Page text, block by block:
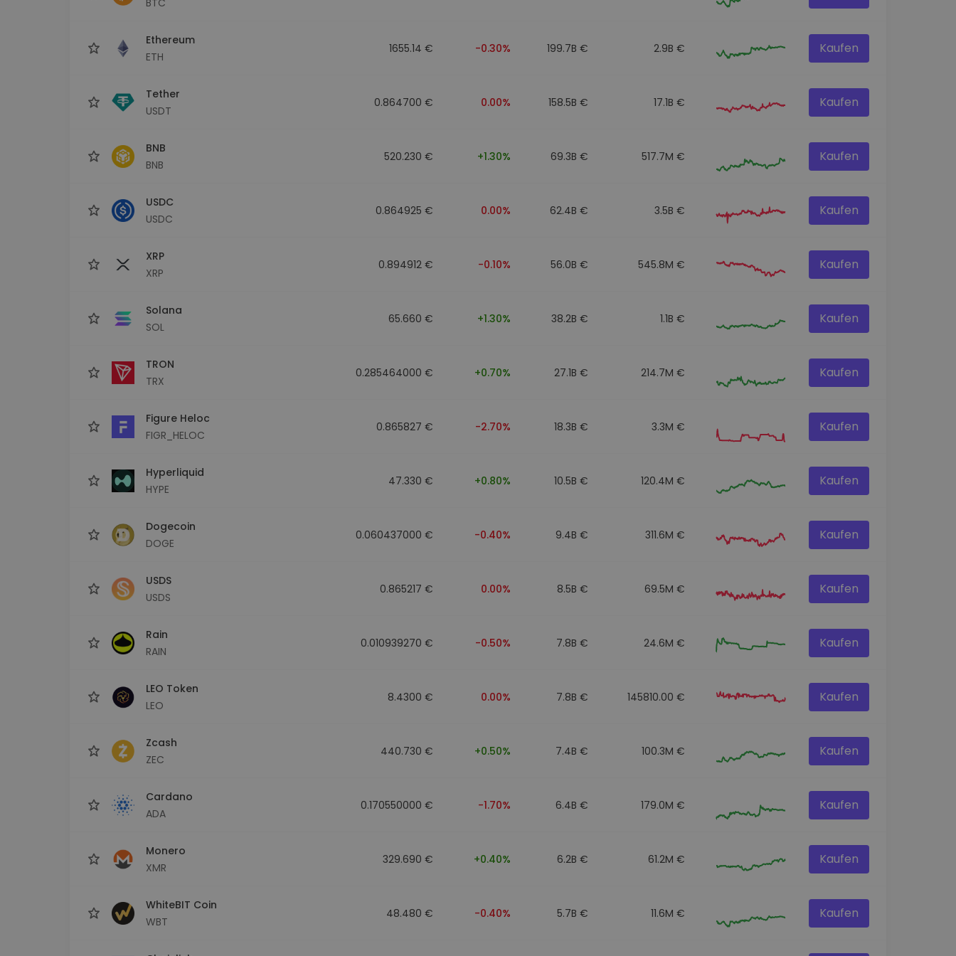
Finde deine Krypto-Strategie
Ethereum
ETH
1655.14 € -0.30% 199.7B € 2.9B € Kaufen
Tether
USDT
0.864700 € 0.00% 158.5B € 17.1B € Kaufen
BNB
BNB
520.230 € +1.30% 69.3B € 517.7M € Kaufen
USDC
USDC
0.864925 € 0.00% 62.4B € 3.5B € Kaufen
XRP
XRP
0.894912 € -0.10% 56.0B € 545.8M € Kaufen
Solana
SOL
65.660 € +1.30% 38.2B € 1.1B € Kaufen
TRON
TRX
0.285464000 € +0.70% 27.1B € 214.7M € Kaufen
Figure Heloc
FIGR_HELOC
0.865827 € -2.70% 18.3B € 3.3M € Kaufen
Hyperliquid
HYPE
47.330 € +0.80% 10.5B € 120.4M € Kaufen
Dogecoin
DOGE
0.060437000 € -0.40% 9.4B € 311.6M € Kaufen
USDS
USDS
0.865217 € 0.00% 8.5B € 69.5M € Kaufen
Rain
RAIN
0.010939270 € -0.50% 7.8B € 24.6M € Kaufen
LEO Token
LEO
8.4300 € 0.00% 7.8B € 145810.00 € Kaufen
Zcash
ZEC
440.730 € +0.50% 7.4B € 100.3M € Kaufen
Cardano
ADA
0.170550000 € -1.70% 6.4B € 179.0M € Kaufen
Monero
XMR
329.690 € +0.40% 6.2B € 61.2M € Kaufen
WhiteBIT Coin
WBT
48.480 € -0.40% 5.7B € 11.6M € Kaufen